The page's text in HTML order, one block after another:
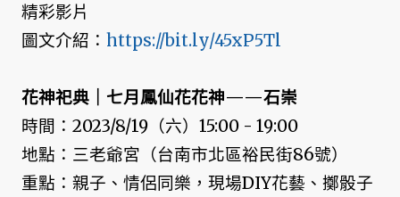
精彩影片
圖文介紹： https://bit.ly/45xP5Tl
花神祀典｜七月鳳仙花花神——石崇
時間：2023/8/19（六）15:00 - 19:00
地點：三老爺宮（台南市北區裕民街86號）
重點：親子、情侶同樂，現場DIY花藝、擲骰子